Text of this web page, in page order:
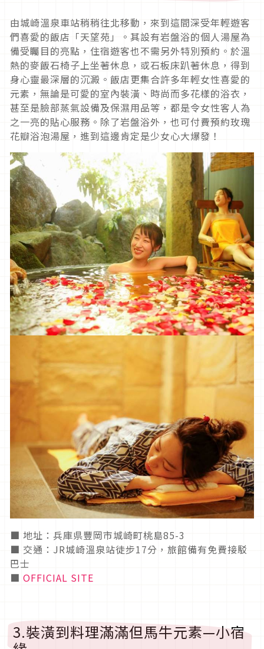
由城崎溫泉車站稍稍往北移動，來到這間深受年輕遊客
們喜愛的飯店「天望苑」。其設有岩盤浴的個人湯屋為
備受矚目的亮點，住宿遊客也不需另外特別預約。於溫
熱的麥飯石椅子上坐著休息，或石板床趴著休息，得到
身心靈最深層的沉澱。飯店更集合許多年輕女性喜愛的
元素，無論是可愛的室內裝潢、時尚而多花樣的浴衣，
甚至是臉部蒸氣設備及保濕用品等，都是令女性客人為
之一亮的貼心服務。除了岩盤浴外，也可付費預約玫瑰
花瓣浴泡湯屋，進到這邊肯定是少女心大爆發！
■ 地址：兵庫県豐岡市城崎町桃島85-3
■ 交通：JR城崎溫泉站徒步17分，旅館備有免費接駁
巴士
■ OFFICIAL SITE
3.裝潢到料理滿滿但馬牛元素—小宿